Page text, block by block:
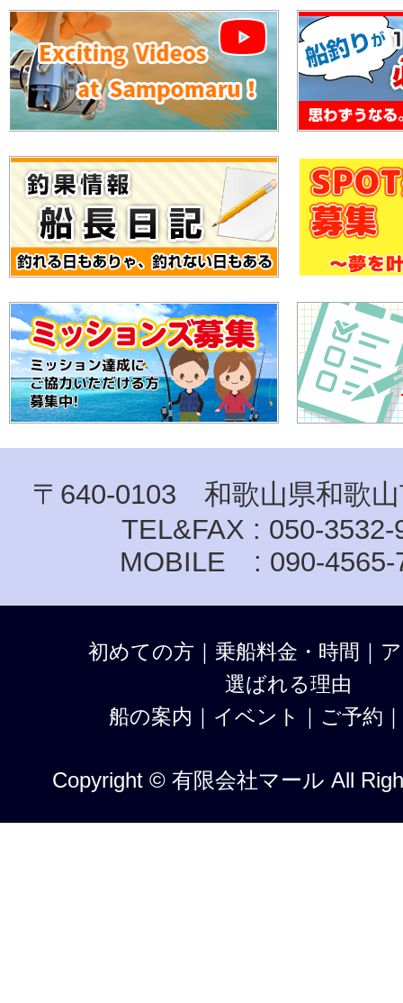
〒640-0103 和歌山県和歌山
TEL&FAX : 050-3532-
MOBILE : 090-4565-
初めての方 ｜ 乗船料金・時間 ｜
選ばれる理由
船の案内 ｜ イベント ｜ ご予約 ｜
Copyright © 有限会社マール All